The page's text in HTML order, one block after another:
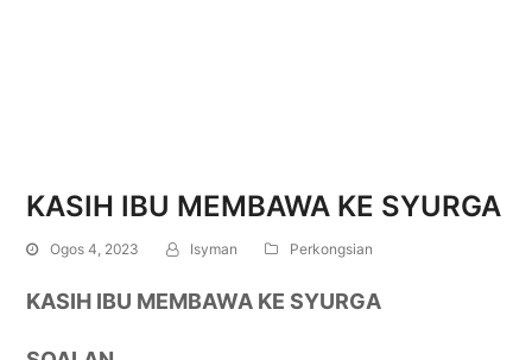
KASIH IBU MEMBAWA KE SYURGA
Ogos 4, 2023 Isyman Perkongsian
KASIH IBU MEMBAWA KE SYURGA